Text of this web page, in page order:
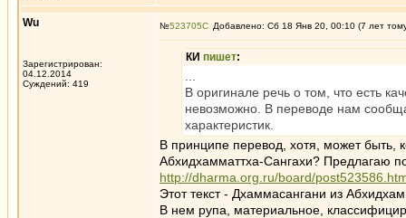
Wu
Зарегистрирован:
04.12.2014
Суждений: 419
№523705 Добавлено: Сб 18 Янв 20, 00:10 (7 лет
КИ пишет:
В оригинале речь о том, что есть
невозможно. В переводе нам
характеристик.
В принципе перевод, хотя, может быть,
Абхидхамматтха-Сангахи? Предлагаю
http://dharma.org.ru/board/
Этот текст - Дхаммасангани из
В нем рупа, материальное,